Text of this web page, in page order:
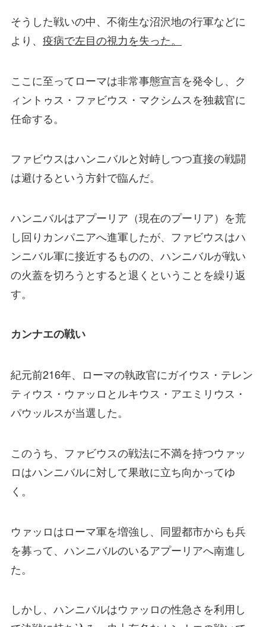
そうした戦いの中、不衛生な沼沢地の行軍などに
より、 疫病で左目の視力を失った。
ここに至ってローマは非常事態宣言を発令し、ク
ィントゥス・ファビウス・マクシムスを独裁官に
任命する。
ファビウスはハンニバルと対峙しつつ直接の戦闘
は避けるという方針で臨んだ。
ハンニバルはアプーリア（現在のプーリア）を荒
し回りカンパニアへ進軍したが、ファビウスはハ
ンニバル軍に接近するものの、ハンニバルが戦い
の火蓋を切ろうとすると退くということを繰り返
す。
カンナエの戦い
紀元前216年、ローマの執政官にガイウス・テレン
ティウス・ウァッロとルキウス・アエミリウス・
パウッルスが当選した。
このうち、ファビウスの戦法に不満を持つウァッ
ロはハンニバルに対して果敢に立ち向かってゆ
く。
ウァッロはローマ軍を増強し、同盟都市からも兵
を募って、ハンニバルのいるアプーリアへ南進し
た。
しかし、ハンニバルはウァッロの性急さを利用し